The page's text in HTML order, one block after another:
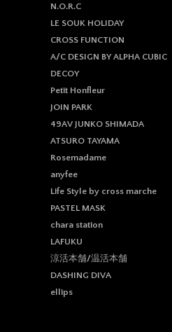
N.O.R.C
LE SOUK HOLIDAY
CROSS FUNCTION
A/C DESIGN BY ALPHA CUBIC
DECOY
Petit Honfleur
JOIN PARK
49AV JUNKO SHIMADA
ATSURO TAYAMA
Rosemadame
anyfee
Life Style by cross marche
PASTEL MASK
chara station
LAFUKU
涼活本舗/温活本舗
DASHING DIVA
ellips